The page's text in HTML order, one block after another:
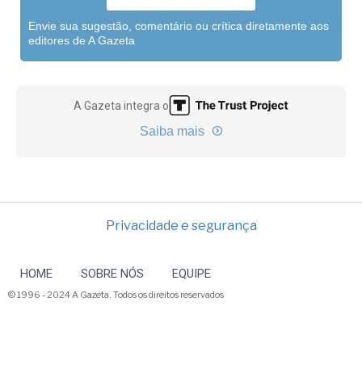
Envie sua sugestão, comentário ou crítica diretamente aos
editores de A Gazeta
A Gazeta integra o
Saiba mais
Privacidade e segurança
HOME SOBRE NÓS EQUIPE
© 1996 - 2024 A Gazeta. Todos os direitos reservados